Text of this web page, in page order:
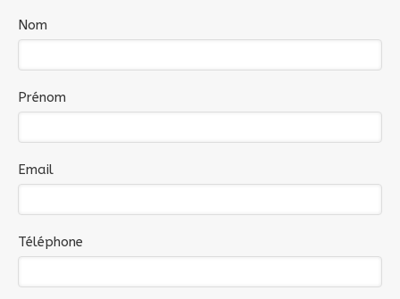
Nom
Prénom
Email
Téléphone